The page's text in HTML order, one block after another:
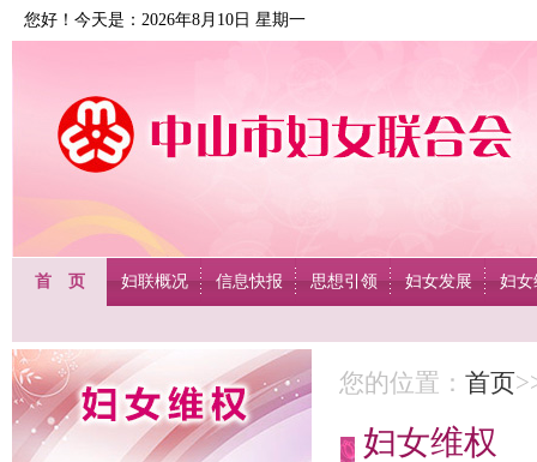
您好！今天是：2026年8月10日 星期一
首 页 妇联概况 信息快报 思想引领 妇女发展 妇女
您的位置： 首页
妇女维权